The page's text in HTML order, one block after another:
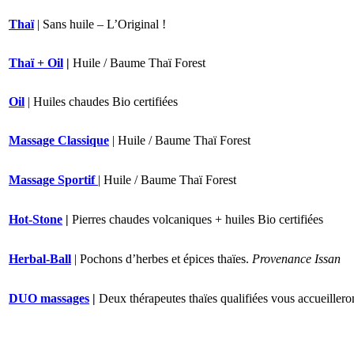
Thaï| Sans huile – L’Original !
Thaï + Oil | Huile / Baume Thaï Forest
Oil | Huiles chaudes Bio certifiées
Massage Classique | Huile / Baume Thaï Forest
Massage Sportif | Huile / Baume Thaï Forest
Hot-Stone | Pierres chaudes volcaniques + huiles Bio certifiées
Herbal-Ball | Pochons d’herbes et épices thaïes. Provenance Issan
DUO massages | Deux thérapeutes thaïes qualifiées vous